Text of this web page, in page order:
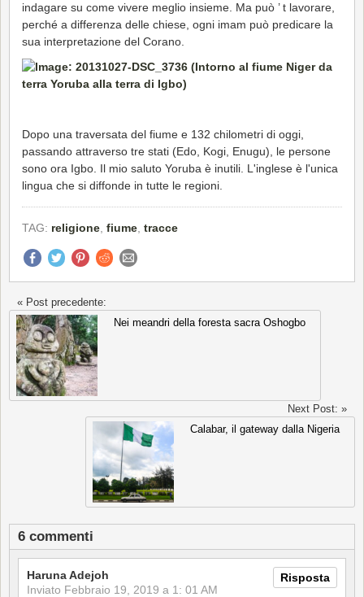
indagare su come vivere meglio insieme. Ma può ’ t lavorare,
perché a differenza delle chiese, ogni imam può predicare la
sua interpretazione del Corano.
Dopo una traversata del fiume e 132 chilometri di oggi,
passando attraverso tre stati (Edo, Kogi, Enugu), le persone
sono ora Igbo. Il mio saluto Yoruba è inutili. L'inglese è l'unica
lingua che si diffonde in tutte le regioni.
TAG: religione fiume tracce
« Post precedente:
Nei meandri della foresta sacra Oshogbo
Next Post: »
Calabar, il gateway dalla Nigeria
6 commenti
Risposta
Haruna Adejoh
Inviato Febbraio 19, 2019 a 1: 01 AM